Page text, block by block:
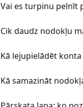
Vai es turpinu pelnīt
Cik daudz nodokļu
Kā lejupielādēt
Kā samazināt